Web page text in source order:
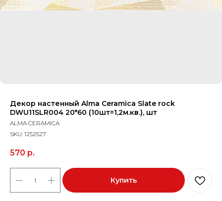
Декор настенный Alma Ceramica Slate rock
DWU11SLR004 20*60 (10шт=1,2м.кв.), шт
ALMA CERAMICA
SKU: 1252527
570 р.
Купить